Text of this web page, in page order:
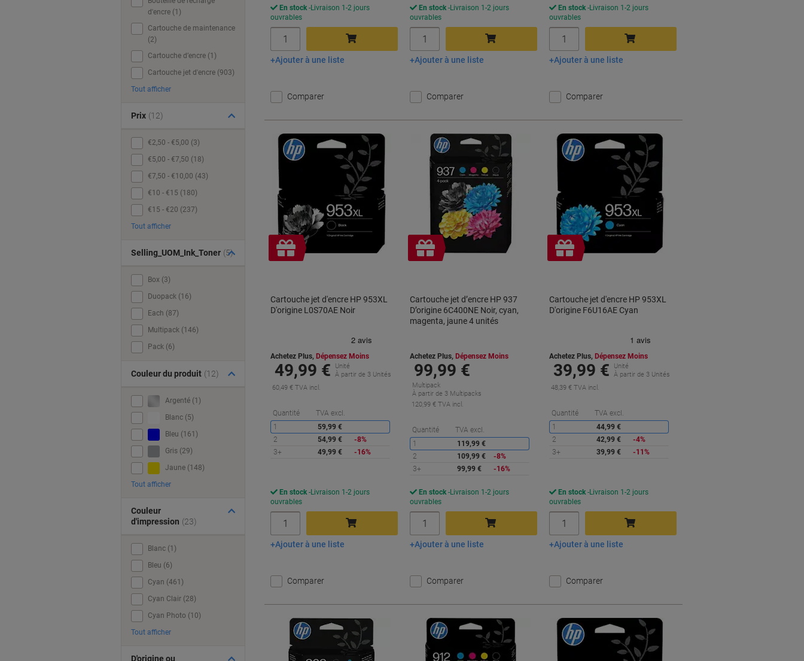
En stock Livraison 1-2 jours
ouvrables
Ajouter au panier
Ajouter à une liste
Comparer
En stock Livraison 1-2 jours
ouvrables
Ajouter au panier
Ajouter à une liste
Comparer
En stock Livraison 1-2 jours
ouvrables
Ajouter au panier
Ajouter à une liste
Comparer
Cadeau
gratuit
Cartouche jet d'encre HP 953XL
D'origine L0S70AE Noir
Achetez Plus, Dépensez Moins
49,99 €
Unité
À partir de 3 Unités
60,49 € TVA incl.
Quantité TVA excl.
1
59,99 €
2
54,99 €
-8%
3+
49,99 € -16%
En stock Livraison 1-2 jours
ouvrables
Ajouter au panier
Ajouter à une liste
Comparer
Cadeau
gratuit
Cartouche jet d’encre HP 937
D’origine 6C400NE Noir, cyan,
magenta, jaune 4 unités
Achetez Plus, Dépensez Moins
99,99 €
Multipack
À partir de 3 Multipacks
120,99 € TVA incl.
Quantité TVA excl.
Économies
1
119,99 €
2
109,99 €
-8%
3+
99,99 € -16%
En stock Livraison 1-2 jours
ouvrables
Ajouter au panier
Ajouter à une liste
Comparer
Cadeau
gratuit
Cartouche jet d'encre HP 953XL
D'origine F6U16AE Cyan
Achetez Plus, Dépensez Moins
39,99 €
Unité
À partir de 3 Unités
48,39 € TVA incl.
Quantité TVA excl.
1
44,99 €
2
42,99 €
-4%
3+
39,99 € -11%
En stock Livraison 1-2 jours
ouvrables
Ajouter au panier
Ajouter à une liste
Comparer
d'encre (1)
Cartouche de maintenance
(2)
Cartouche d’encre (1)
Cartouche jet d'encre (903)
Tout afficher
Prix (12)
€2,50 - €5,00 (3)
€5,00 - €7,50 (18)
€7,50 - €10,00 (43)
€10 - €15 (180)
€15 - €20 (237)
Tout afficher
Selling_UOM_Ink_Toner (5)
Box (3)
Duopack (16)
Each (87)
Multipack (146)
Pack (6)
Couleur du produit (12)
Argenté (1)
Blanc (5)
Bleu (161)
Gris (29)
Jaune (148)
Tout afficher
Couleur
d'impression (23)
Blanc (1)
Bleu (6)
Cyan (461)
Cyan Clair (28)
Cyan Photo (10)
Tout afficher
D'origine ou